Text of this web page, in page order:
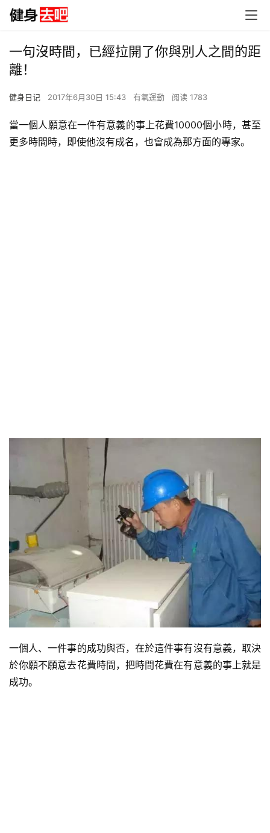
一句沒時間，已經拉開了你與別人之間的距
離！
健身日记 2017年6月30日 15:43 有氧運動 阅读 1783
當一個人願意在一件有意義的事上花費10000個小時，甚至
更多時間時，即使他沒有成名，也會成為那方面的專家。
一個人、一件事的成功與否，在於這件事有沒有意義，取決
於你願不願意去花費時間，把時間花費在有意義的事上就是
成功。